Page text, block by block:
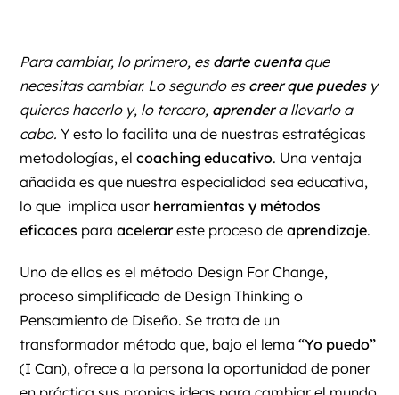
Para cambiar, lo primero, es darte cuentaque
necesitas cambiar. Lo segundo es creer que puedesy
quieres hacerlo y, lo tercero, aprendera llevarlo a
cabo.Y esto lo facilita una de nuestras estratégicas
metodologías, elcoaching educativo. Una ventaja
añadida es que nuestra especialidad sea educativa,
lo que implica usar herramientas y métodos
eficaces paraacelerareste proceso deaprendizaje.
Uno de ellos es el método Design For Change,
proceso simplificado de Design Thinking o
Pensamiento de Diseño. Se trata de un
transformador método que, bajo el lema“Yo puedo”
(I Can), ofrece a la persona la oportunidad de poner